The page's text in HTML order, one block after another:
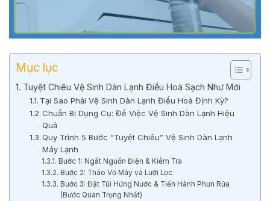
Mục lục
Tuyệt Chiêu Vệ Sinh Dàn Lạnh Điều Hoà Sạch Như Mới
Tại Sao Phải Vệ Sinh Dàn Lạnh Điều Hoà Định Kỳ?
Chuẩn Bị Dụng Cụ: Để Việc Vệ Sinh Dàn Lạnh Hiệu
Quả
Quy Trình 5 Bước “Tuyệt Chiêu” Vệ Sinh Dàn Lạnh
Máy Lạnh
Bước 1: Ngắt Nguồn Điện & Kiểm Tra
Bước 2: Tháo Vỏ Máy và Lưới Lọc
Bước 3: Đặt Túi Hứng Nước & Tiến Hành Phun Rửa
(Bước Quan Trọng Nhất)